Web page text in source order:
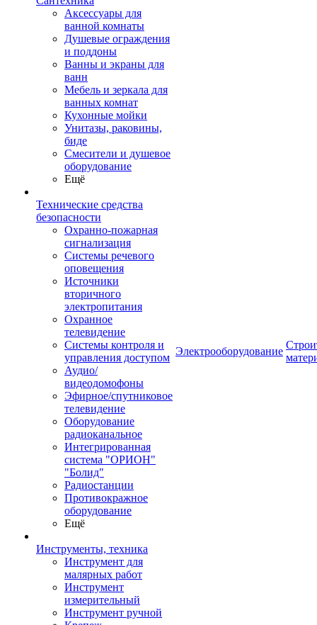
Аксессуары для
ванной комнаты
Душевые ограждения
и поддоны
Ванны и экраны для
ванн
Мебель и зеркала для
ванных комнат
Кухонные мойки
Унитазы, раковины,
биде
Смесители и душевое
оборудование
Ещё
Технические средства
безопасности
Охранно-пожарная
сигнализация
Системы речевого
оповещения
Источники
вторичного
электропитания
Охранное
телевидение
Системы контроля и
управления доступом
Аудио/
видеодомофоны
Эфирное/спутниковое
телевидение
Оборудование
радиоканальное
Интегрированная
система "ОРИОН"
"Болид"
Радиостанции
Противокражное
оборудование
Ещё
Инструменты, техника
Инструмент для
малярных работ
Инструмент
измерительный
Инструмент ручной
Электрооборудование